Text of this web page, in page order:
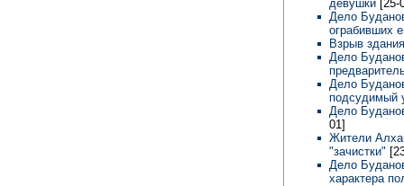
девушки [25-
Дело
ограбивших
Взрыв
Дело
Дело
подсудимый
Дело
01]
Жители
"зачистки"
Дело
характера